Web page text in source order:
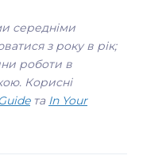
середніми
з року в рік;
роботи в
Корисні
та In Your